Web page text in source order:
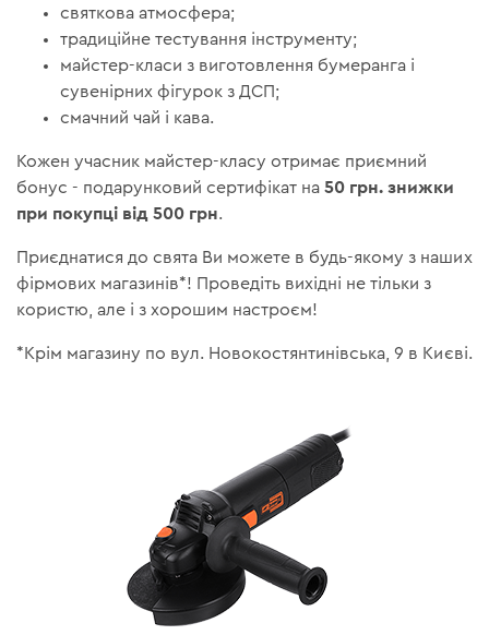
святкова атмосфера;
традиційне тестування інструменту;
майстер-класи з виготовлення бумеранга і
сувенірних фігурок з ДСП;
смачний чай і кава.
Кожен учасник майстер-класу отримає приємний
бонус - подарунковий сертифікат на50 грн. знижки
при покупці від 500 грн.
Приєднатися до свята Ви можете в будь-якому з наших
фірмових магазинів*! Проведіть вихідні не тільки з
користю, але і з хорошим настроєм!
*Крім магазину по вул. Новокостянтинівська, 9 в Києві.